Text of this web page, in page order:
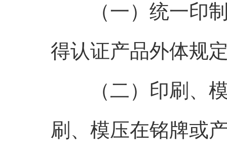
（一）统一印制
得认证产品外体规
（二）印刷、模
刷、模压在铭牌或